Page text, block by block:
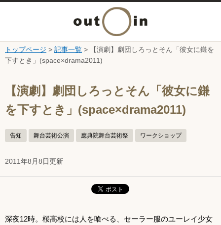
本文へ
ニ
ュ
ー
を
開
く
トップページ > 記事一覧 > 【演劇】劇団しろっとそん「彼女に鎌を
下すとき」(space×drama2011)
【演劇】劇団しろっとそん「彼女に鎌
を下すとき」(space×drama2011)
告知 舞台芸術公演 應典院舞台芸術祭 ワークショップ
2011年8月8日更新
深夜12時。桜高校には人を喰べる、セーラー服のユーレイ少女